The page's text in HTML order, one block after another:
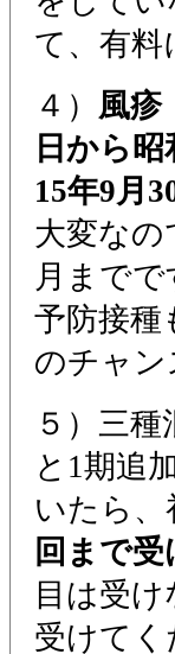
て、有
４） 風疹
日から
15年9月
大変なの
月まで
予防接種
のチャン
５）三
と1期追
いたら、
回まで
目は受
受けて